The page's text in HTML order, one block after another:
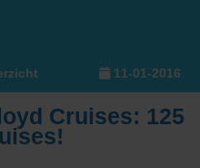
11-01-2016
Cruises: 125